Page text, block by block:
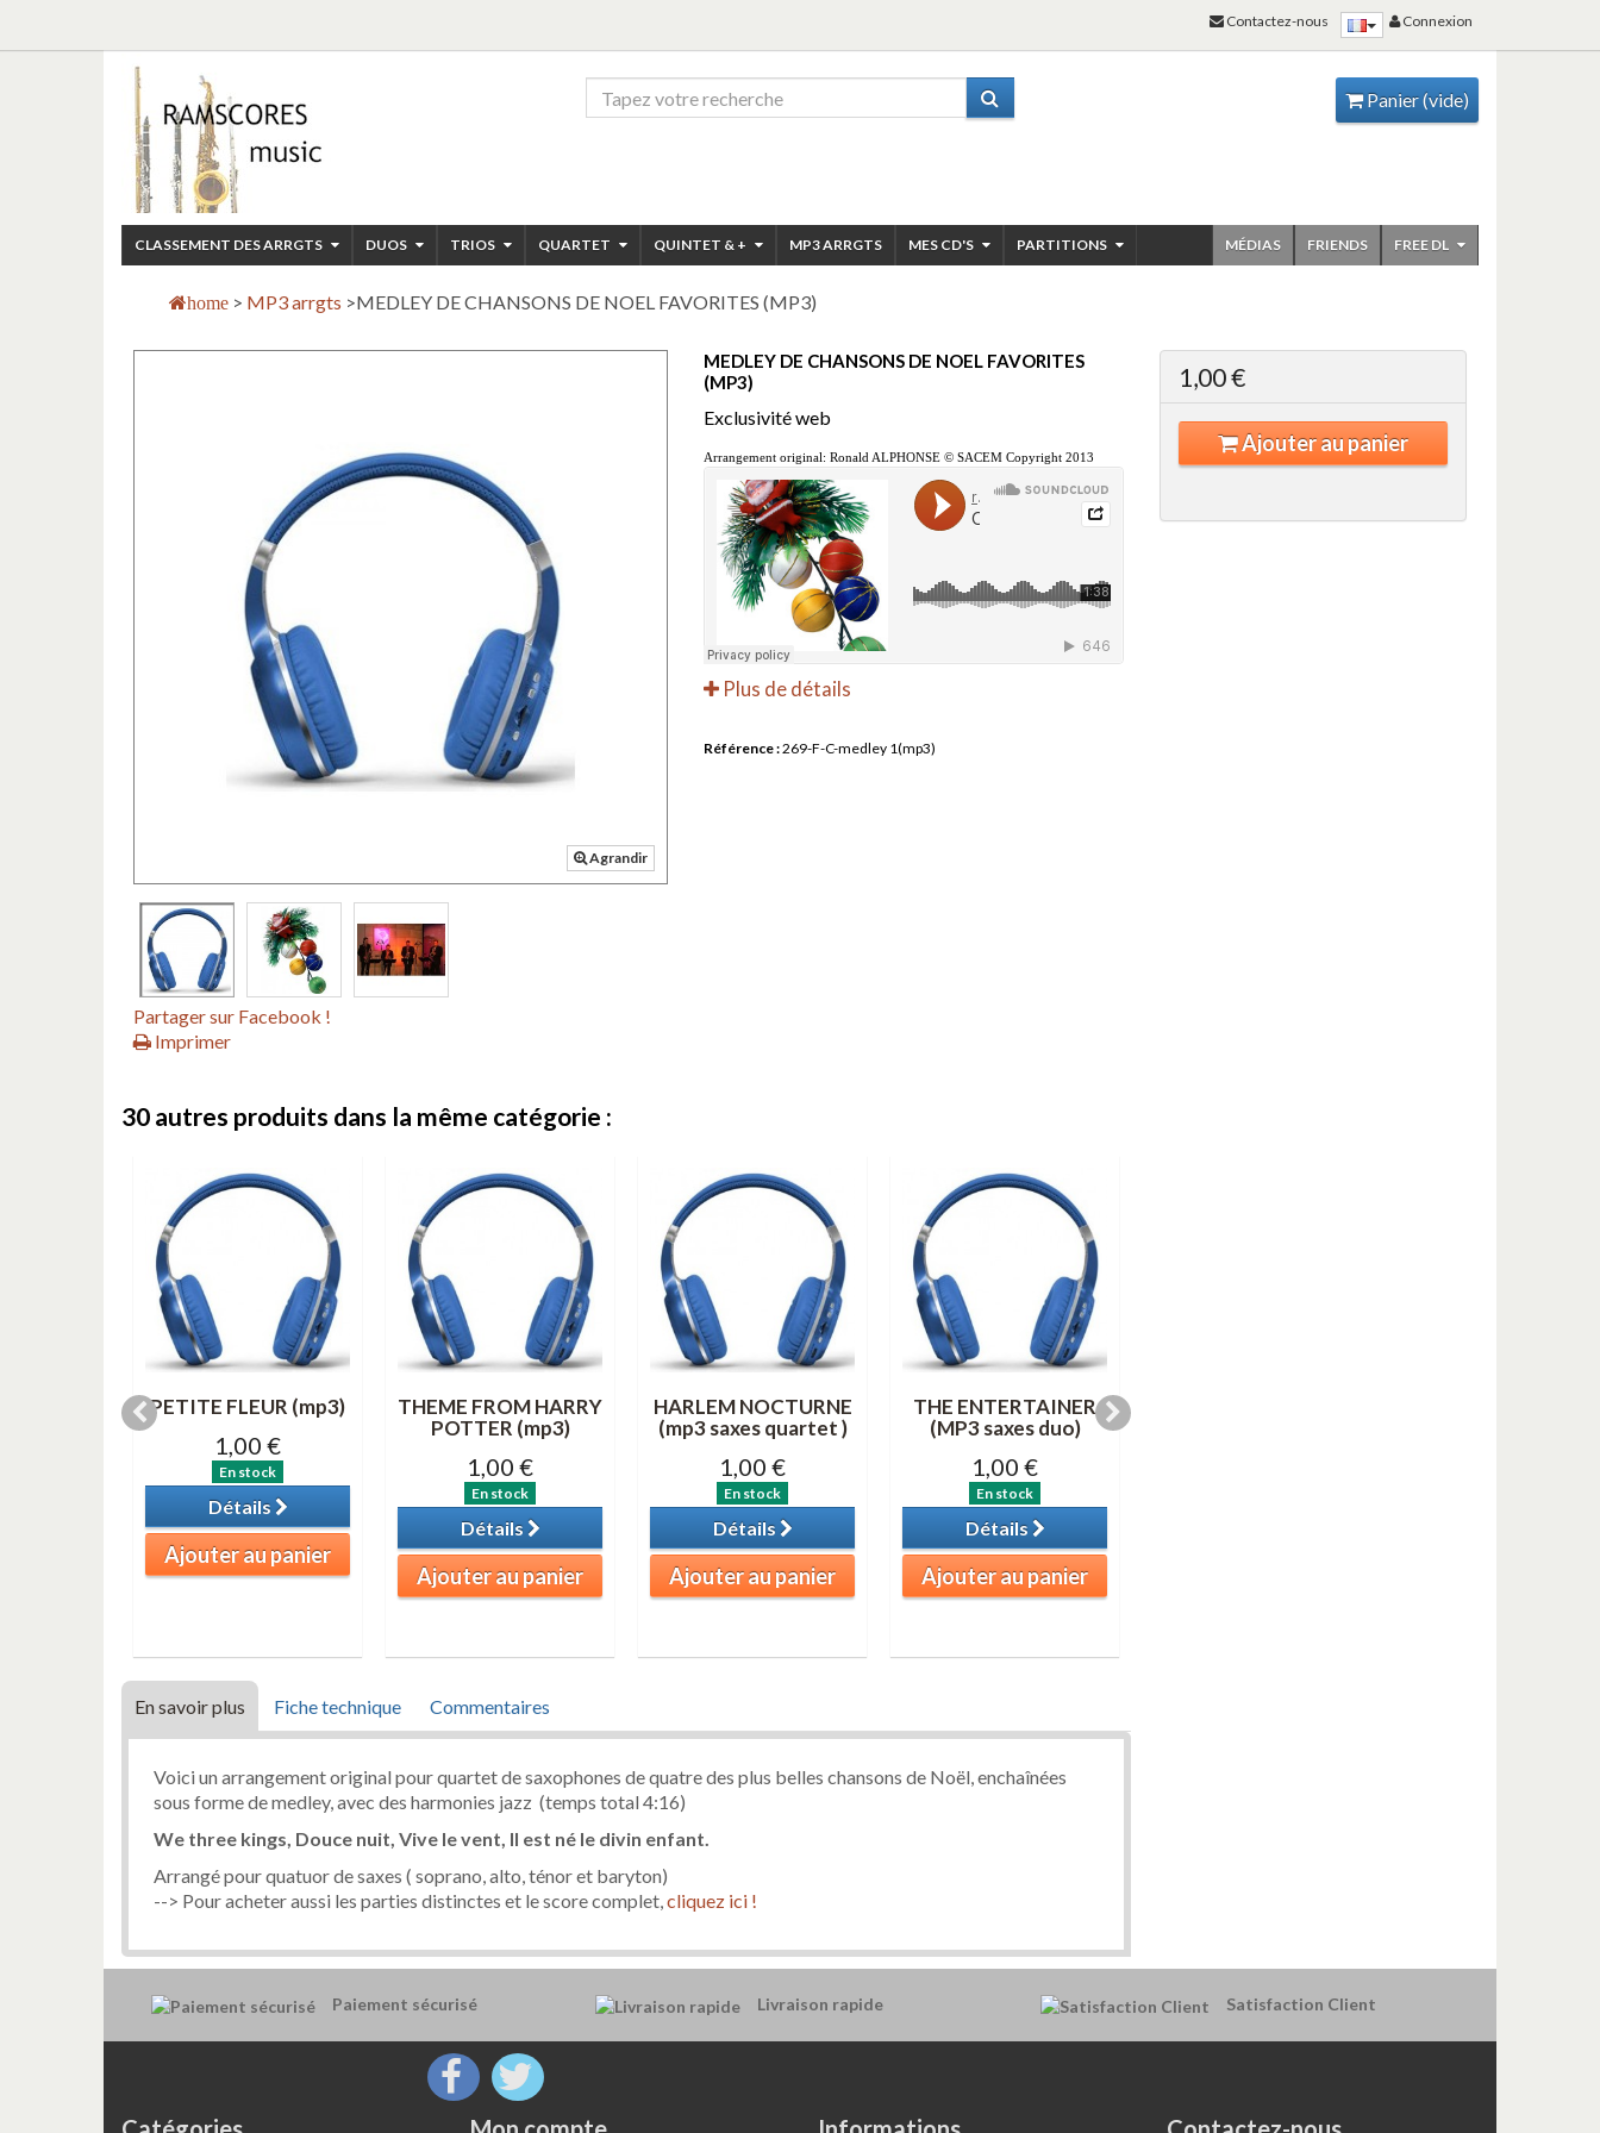
Panier(vide)
CLASSEMENT DES ARRGTS DUOS TRIOS QUARTET QUINTET & + MP3 ARRGTS MES CD'S PARTITIONS FREE DL
FRIENDS
MÉDIAS
home > MP3 arrgts >MEDLEY DE CHANSONS DE NOEL FAVORITES (MP3)
Agrandir
Partager sur Facebook !
Imprimer
MEDLEY DE CHANSONS DE NOEL FAVORITES
(MP3)
Exclusivité web
Arrangement original: Ronald ALPHONSE © SACEM Copyright 2013
Plus de détails
Référence :269-F-C-medley 1(mp3)
1,00 €
Ajouter au panier
30 autres produits dans la même catégorie :
PETITE FLEUR (mp3)
1,00 €
En stock
Détails
Ajouter au panier
THEME FROM HARRY
POTTER (mp3)
1,00 €
En stock
Détails
Ajouter au panier
HARLEM NOCTURNE
(mp3 saxes quartet )
1,00 €
En stock
Détails
Ajouter au panier
THE ENTERTAINER
(MP3 saxes duo)
1,00 €
En stock
Détails
Ajouter au panier
En savoir plus Fiche technique Commentaires
Voici un arrangement original pour quartet de saxophones de quatre des plus belles chansons de Noël, enchaînées
sous forme de medley, avec des harmonies jazz (temps total 4:16)
We three kings, Douce nuit, Vive le vent, Il est né le divin enfant.
Arrangé pour quatuor de saxes ( soprano, alto, ténor et baryton)
--> Pour acheter aussi les parties distinctes et le score complet,cliquez ici !
Paiement sécurisé Livraison rapide Satisfaction Client
Connexion
Contactez-nous